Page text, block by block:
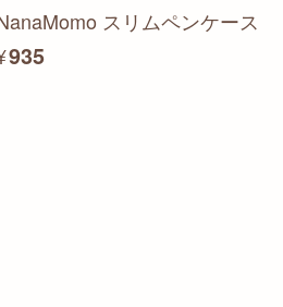
スリムペンケース
¥935